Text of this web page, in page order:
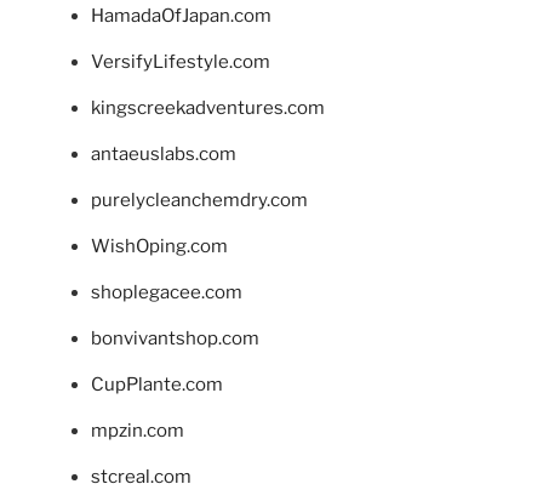
HamadaOfJapan.com
VersifyLifestyle.com
kingscreekadventures.com
antaeuslabs.com
purelycleanchemdry.com
WishOping.com
shoplegacee.com
bonvivantshop.com
CupPlante.com
mpzin.com
stcreal.com